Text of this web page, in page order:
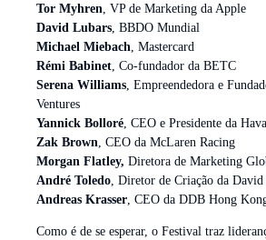
Tor Myhren , VP de Marketing da Apple
David Lubars , BBDO Mundial
Michael Miebach , Mastercard
Rémi Babinet , Co-fundador da BETC
Serena Williams , Empreendedora e
Ventures
Yannick Bolloré , CEO e Presidente da
Zak Brown , CEO da McLaren Racing
Morgan Flatley, Diretora de Marketing
André Toledo , Diretor de Criação da
Andreas Krasser , CEO da DDB Hong
Como é de se esperar, o Festival traz